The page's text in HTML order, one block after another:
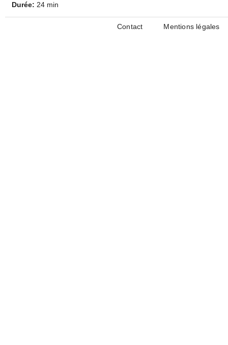
Durée: 24 min
Contact Mentions légales